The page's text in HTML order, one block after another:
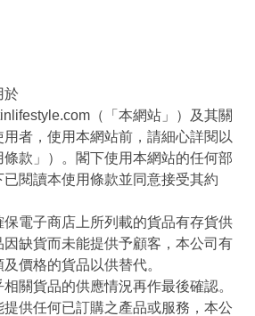
於
（「本網站」）及其關
者，使用本網站前，請細心詳閱以
款」）。閣下使用本網站的任何部
閱讀本使用條款並同意接受其約
電子商店上所列載的貨品有存貨供
因缺貨而未能提供予顧客，本公司有
價格的貨品以供替代。
關貨品的供應情況再作最後確認。
供任何已訂購之產品或服務，本公